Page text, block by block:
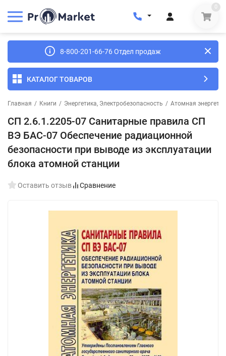
0
8-800-201-66-76 Отдел продаж
КАТАЛОГ ТОВАРОВ
Главная / Книги / Энергетика, Электробезопасность / Атомная
СП 2.6.1.2205-07 Санитарные правила СП
ВЭ БАС-07 Обеспечение радиационной
безопасности при выводе из эксплуатации
блока атомной станции
Оставить отзыв Сравнение